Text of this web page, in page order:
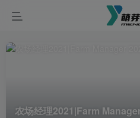
农场经理2021|Farm